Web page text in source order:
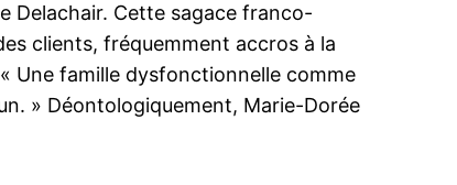
Delachair. Cette sagace franco-
clients, fréquemment accros à la
Une famille dysfonctionnelle comme
» Déontologiquement, Marie-Dorée